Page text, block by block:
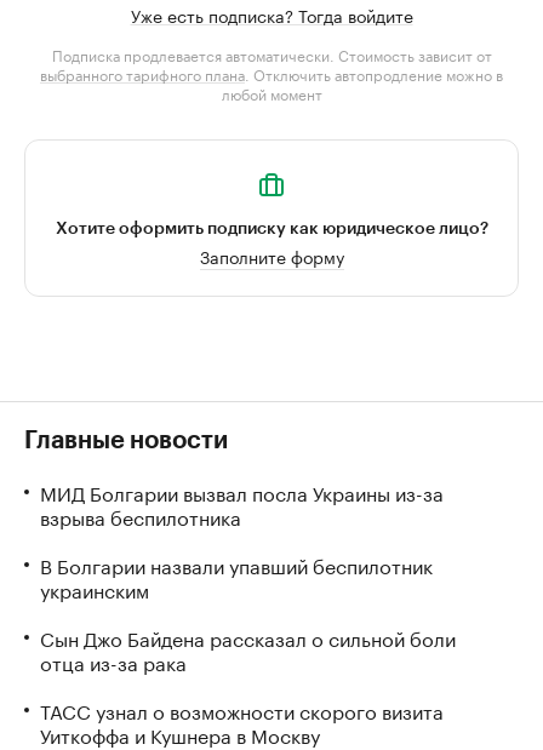
Уже есть подписка? Тогда войдите
Подписка продлевается автоматически. Стоимость зависит от
выбранного тарифного плана . Отключить автопродление можно в
любой момент
Хотите оформить подписку как юридическое лицо?
Заполните форму
Главные новости
МИД Болгарии вызвал посла Украины из-за
взрыва беспилотника
В Болгарии назвали упавший беспилотник
украинским
Сын Джо Байдена рассказал о сильной боли
отца из-за рака
ТАСС узнал о возможности скорого визита
Уиткоффа и Кушнера в Москву